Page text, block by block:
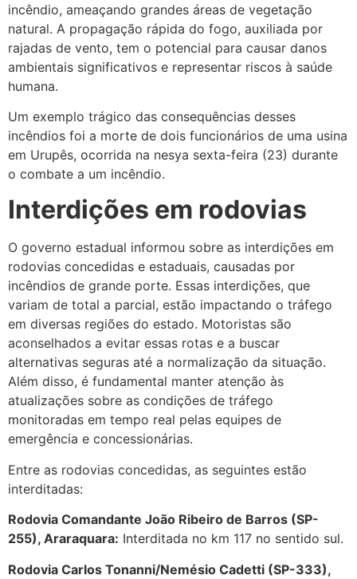
incêndio, ameaçando grandes áreas de vegetação
natural. A propagação rápida do fogo, auxiliada por
rajadas de vento, tem o potencial para causar danos
ambientais significativos e representar riscos à saúde
humana.
Um exemplo trágico das consequências desses
incêndios foi a morte de dois funcionários de uma usina
em Urupês, ocorrida na nesya sexta-feira (23) durante
o combate a um incêndio.
Interdições em rodovias
O governo estadual informou sobre as interdições em
rodovias concedidas e estaduais, causadas por
incêndios de grande porte. Essas interdições, que
variam de total a parcial, estão impactando o tráfego
em diversas regiões do estado. Motoristas são
aconselhados a evitar essas rotas e a buscar
alternativas seguras até a normalização da situação.
Além disso, é fundamental manter atenção às
atualizações sobre as condições de tráfego
monitoradas em tempo real pelas equipes de
emergência e concessionárias.
Entre as rodovias concedidas, as seguintes estão
interditadas:
Rodovia Comandante João Ribeiro de Barros (SP-
255), Araraquara: Interditada no km 117 no sentido sul.
Rodovia Carlos Tonanni/Nemésio Cadetti (SP-333),